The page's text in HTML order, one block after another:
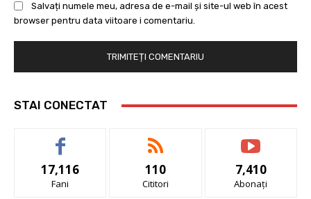
Salvați numele meu, adresa de e-mail și site-ul web în acest
browser pentru data viitoare i comentariu.
STAI CONECTAT
17,116
Fani
110
Cititori
7,410
Abonați